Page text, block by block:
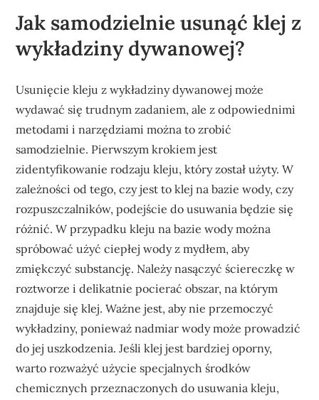
Jak samodzielnie usunąć klej z
wykładziny dywanowej?
Usunięcie kleju z wykładziny dywanowej może
wydawać się trudnym zadaniem, ale z odpowiednimi
metodami i narzędziami można to zrobić
samodzielnie. Pierwszym krokiem jest
zidentyfikowanie rodzaju kleju, który został użyty. W
zależności od tego, czy jest to klej na bazie wody, czy
rozpuszczalników, podejście do usuwania będzie się
różnić. W przypadku kleju na bazie wody można
spróbować użyć ciepłej wody z mydłem, aby
zmiękczyć substancję. Należy nasączyć ściereczkę w
roztworze i delikatnie pocierać obszar, na którym
znajduje się klej. Ważne jest, aby nie przemoczyć
wykładziny, ponieważ nadmiar wody może prowadzić
do jej uszkodzenia. Jeśli klej jest bardziej oporny,
warto rozważyć użycie specjalnych środków
chemicznych przeznaczonych do usuwania kleju,